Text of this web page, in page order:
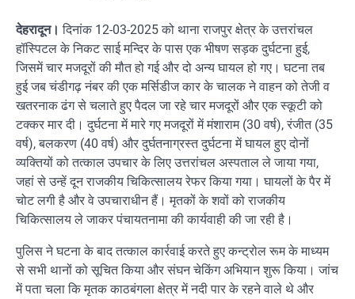
देहरादून। दिनांक 12-03-2025 को थाना राजपुर क्षेत्र के उत्तरांचल
हॉस्पिटल के निकट साई मन्दिर के पास एक भीषण सड़क दुर्घटना हुई,
जिसमें चार मजदूरों की मौत हो गई और दो अन्य घायल हो गए। घटना तब
हुई जब चंडीगढ़ नंबर की एक मर्सिडीज कार के चालक ने वाहन को तेजी व
खतरनाक ढंग से चलाते हुए पैदल जा रहे चार मजदूरों और एक स्कूटी को
टक्कर मार दी। दुर्घटना में मारे गए मजदूरों में मंशाराम (30 वर्ष), रंजीत (35
वर्ष), बलकरण (40 वर्ष) और दुर्घतनाग्रस्त दुर्घटना में घायल हुए दोनों
व्यक्तियों को तत्काल उपचार के लिए उत्तरांचल अस्पताल ले जाया गया,
जहां से उन्हें दून राजकीय चिकित्सालय रेफर किया गया। घायलों के पैर में
चोट लगी है और वे उपचाराधीन हैं। मृतकों के शवों को राजकीय
चिकित्सालय ले जाकर पंचायतनामा की कार्यवाही की जा रही है।
पुलिस ने घटना के बाद तत्काल कार्रवाई करते हुए कन्ट्रोल रूम के माध्यम
से सभी थानों को सूचित किया और संघन चेकिंग अभियान शुरू किया। जांच
में पता चला कि मृतक काठबंगला क्षेत्र में नदी पार के रहने वाले थे और